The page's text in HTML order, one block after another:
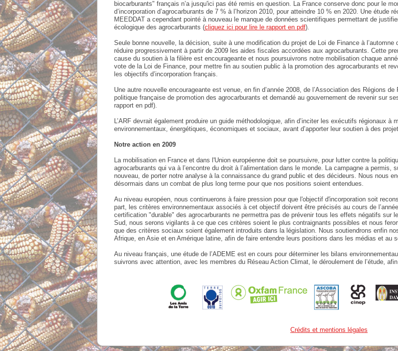
biocarburants" français n’a jusqu'ici pas été remis en question. La France conserve donc pour le
d’incorporation d’agrocarburants de 7 % à l’horizon 2010, pour atteindre 10 % en 2020. Une étude
MEEDDAT a cependant pointé à nouveau le manque de données scientifiques permettant de
écologique des agrocarburants (cliquez ici pour lire le rapport en pdf).
Seule bonne nouvelle, la décision, suite à une modification du projet de Loi de Finance à l’automne
réduire progressivement à partir de 2009 les aides fiscales accordées aux agrocarburants. Cette
cause du soutien à la filière est encourageante et nous poursuivrons notre mobilisation chaque
vote de la Loi de Finance, pour mettre fin au soutien public à la promotion des agrocarburants et
les objectifs d’incorporation français.
Une autre nouvelle encourageante est venue, en fin d’année 2008, de l’Association des Régions
politique française de promotion des agrocarburants et demandé au gouvernement de revenir sur
rapport en pdf).
L’ARF devrait également produire un guide méthodologique, afin d’inciter les exécutifs régionaux à
environnementaux, énergétiques, économiques et sociaux, avant d’apporter leur soutien à des
Notre action en 2009
La mobilisation en France et dans l'Union européenne doit se poursuivre, pour lutter contre la
agrocarburants qui va à l’encontre du droit à l’alimentation dans le monde. La campagne a permis,
nouveau, de porter notre analyse à la connaissance du grand public et des décideurs. Nous nous
désormais dans un combat de plus long terme pour que nos positions soient entendues.
Au niveau européen, nous continuerons à faire pression pour que l'objectif d'incorporation soit
part, les critères environnementaux associés à cet objectif doivent être précisés au cours de
certification "durable" des agrocarburants ne permettra pas de prévenir tous les effets négatifs sur
Sud, nous serons vigilants à ce que ces critères soient le plus contraignants possibles et nous
que des critères sociaux soient également introduits dans la législation. Nous soutiendrons enfin
Afrique, en Asie et en Amérique latine, afin de faire entendre leurs positions dans les médias et au
Au niveau français, une étude de l’ADEME est en cours pour déterminer les bilans
suivrons avec attention, avec les membres du Réseau Action Climat, le déroulement de l’étude,
Crédits et mentions légales